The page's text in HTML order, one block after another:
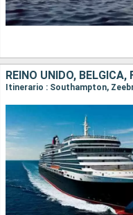
REINO UNIDO, BÉLGICA,
Itinerario : Southampton,